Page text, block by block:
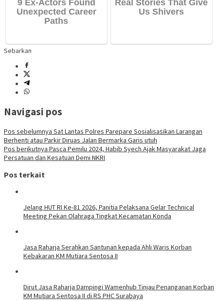
Sebarkan
Navigasi pos
Pos sebelumnya Sat Lantas Polres Parepare Sosialisasikan Larangan
Berhenti atau Parkir Diruas Jalan Bermarka Garis utuh
Pos berikutnya Pasca Pemilu 2024, Habib Syech Ajak Masyarakat Jaga
Persatuan dan Kesatuan Demi NKRI
Pos terkait
Jelang HUT RI Ke-81 2026, Panitia Pelaksana Gelar Technical
Meeting Pekan Olahraga Tingkat Kecamatan Konda
Jasa Raharja Serahkan Santunan kepada Ahli Waris Korban
Kebakaran KM Mutiara Sentosa II
Dirut Jasa Raharja Dampingi Wamenhub Tinjau Penanganan Korban
KM Mutiara Sentosa II di RS PHC Surabaya